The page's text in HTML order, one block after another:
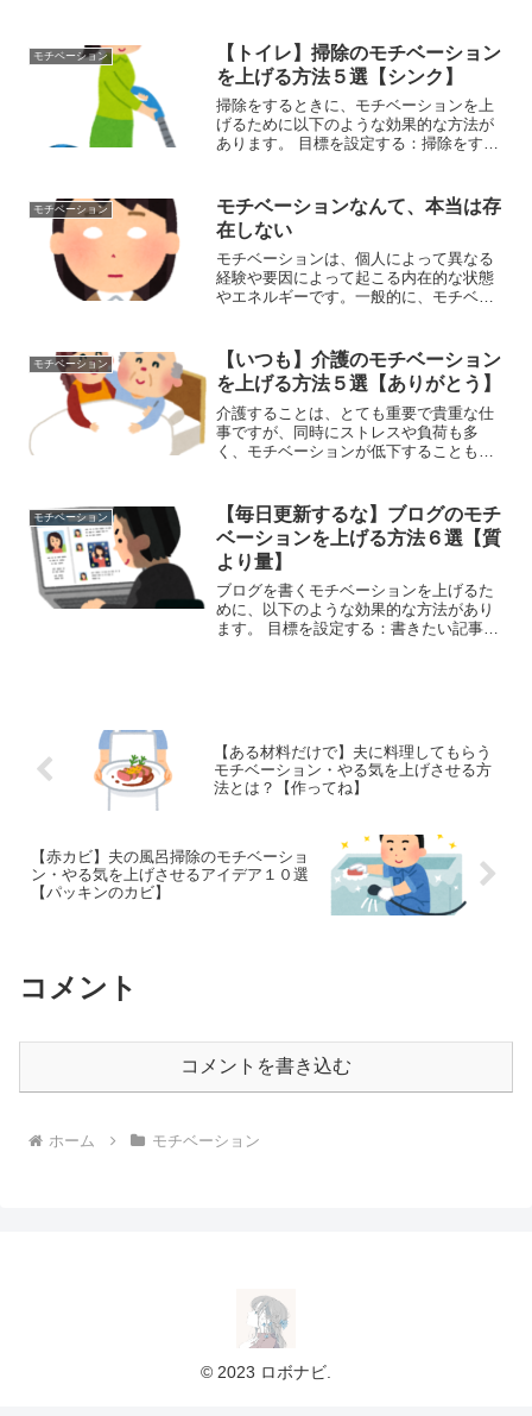
す。 成果を認める：試用期間中の成果や
頑張りを上司や同僚か...
モチベーション
【トイレ】掃除のモチベーション
を上げる方法５選【シンク】
掃除をするときに、モチベーションを上
げるために以下のような効果的な方法が
あります。 目標を設定する：掃除をする
屋を掃除するのか、あるいはどの部分を
きれいにするのかなど...
モチベーション
モチベーションなんて、本当は存
在しない
モチベーションは、個人によって異なる
経験や要因によって起こる内在的な状態
やエネルギーです。一般的に、モチベー
解されます。 (adsbygoogle = window.a...
モチベーション
【いつも】介護のモチベーション
を上げる方法５選【ありがとう】
介護することは、とても重要で貴重な仕
事ですが、同時にストレスや負荷も多
く、モチベーションが低下することもあ
自身のケア：介護する人がストレスや負
担を感じることはよくあり...
モチベーション
【毎日更新するな】ブログのモチ
ベーションを上げる方法６選【質
より量】
ブログを書くモチベーションを上げるた
めに、以下のような効果的な方法があり
ます。 目標を設定する：書きたい記事の
【ある材料だけで】夫に料理してもらう
モチベーション・やる気を上げさせる方
法とは？【作ってね】
【赤カビ】夫の風呂掃除のモチベーショ
ン・やる気を上げさせるアイデア１０選
【パッキンのカビ】
コメント
コメントを書き込む
ホーム モチベーション
© 2023 ロボナビ.